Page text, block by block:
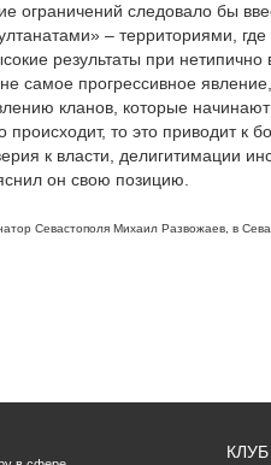
ограничений следовало бы
– территориями, где
результаты при нетипично
самое прогрессивное
кланов, которые начинают
происходит, то это приводит к
к власти, делигитимации
он свою позицию.
Севастополя Михаил Развожаев в